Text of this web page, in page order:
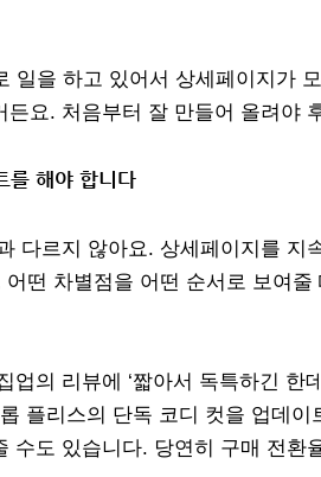
일을 하고 있어서 상세페이지가
든요. 처음부터 잘 만들어 올려야
를 해야 합니다
다르지 않아요. 상세페이지를 지
떤 차별점을 어떤 순서로 보여
업의 리뷰에 ‘짧아서 독특하긴 한
플리스의 단독 코디 컷을 업데
수도 있습니다. 당연히 구매 전환